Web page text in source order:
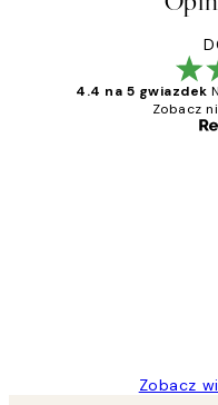
4.4 na 5 gwiazdek
Zobacz
Zobacz